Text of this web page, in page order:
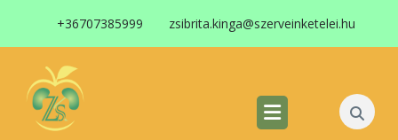
+36707385999 zsibrita.kinga@szerveinketelei.hu